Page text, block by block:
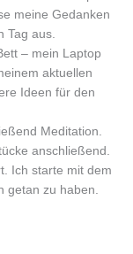
meine Gedanken
Tag aus.
– mein Laptop
aktuellen
Ideen für den
Meditation.
anschließend.
Ich starte mit dem
getan zu haben.